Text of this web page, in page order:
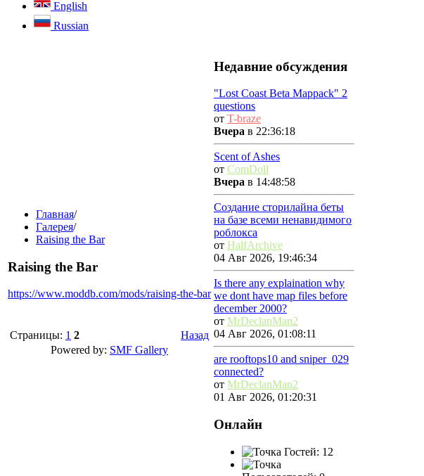
English
Russian
Главная/
Галерея/
Raising the Bar
Raising the Bar
https://www.moddb.com/mods/raising-the-bar
Страницы: 1 2
Назад
Powered by: SMF Gallery
Недавние обсуждения
"Lost Coast Beta Mappack" 2
questions
от T-braze
Вчера в 22:36:18
Scent of Ashes
от ComDoll
Вчера в 14:48:58
Создание сторилайна беты
на базе всеми ненавидимого
роблокса
от HalfArchive
04 Авг 2026, 19:46:34
Is there any explaination why
we dont have map files before
december 2000?
от MrDeclanMan2
04 Авг 2026, 01:08:11
are rooftops10 and sniper_029
connected?
от MrDeclanMan2
01 Авг 2026, 01:20:31
Онлайн
Гостей: 12